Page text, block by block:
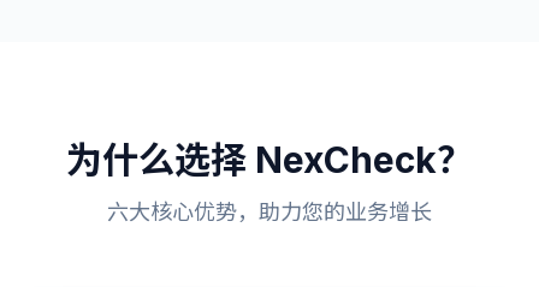
为什么选择 NexCheck？
六大核心优势，助力您的业务增长